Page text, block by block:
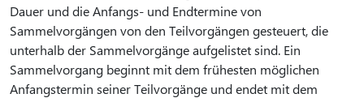
Dauer und die Anfangs- und Endtermine von
Sammelvorgängen von den Teilvorgängen gesteuert, die
unterhalb der Sammelvorgänge aufgelistet sind. Ein
Sammelvorgang beginnt mit dem frühesten möglichen
Anfangstermin seiner Teilvorgänge und endet mit dem